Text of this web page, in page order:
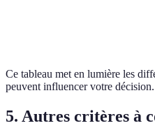
Ce tableau met en lumière les
peuvent influencer votre décision.
5. Autres critères à